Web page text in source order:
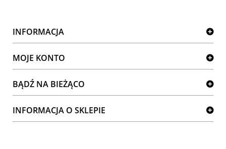
INFORMACJA
MOJE KONTO
BĄDŹ NA BIEŻĄCO
INFORMACJA O SKLEPIE